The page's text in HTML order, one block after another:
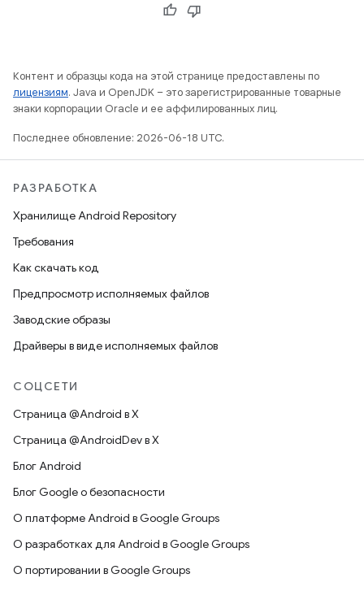
Контент и образцы кода на этой странице предоставлены по
лицензиям. Java и OpenJDK – это зарегистрированные товарные
знаки корпорации Oracle и ее аффилированных лиц.
Последнее обновление: 2026-06-18 UTC.
РАЗРАБОТКА
Хранилище Android Repository
Требования
Как скачать код
Предпросмотр исполняемых файлов
Заводские образы
Драйверы в виде исполняемых файлов
СОЦСЕТИ
Страница @Android в X
Страница @AndroidDev в X
Блог Android
Блог Google о безопасности
О платформе Android в Google Groups
О разработках для Android в Google Groups
О портировании в Google Groups